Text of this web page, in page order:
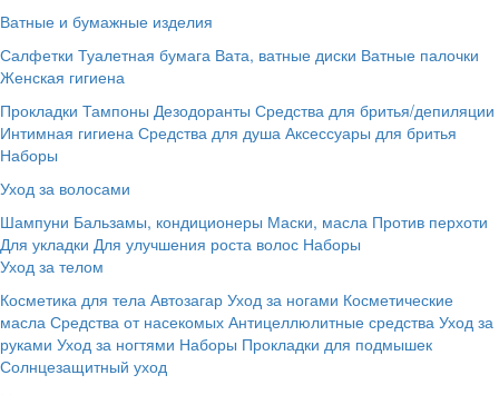
Ватные и бумажные изделия
Салфетки Туалетная бумага Вата, ватные диски Ватные палочки
Женская гигиена
Прокладки Тампоны Дезодоранты Средства для бритья/депиляции
Интимная гигиена Средства для душа Аксессуары для бритья
Наборы
Уход за волосами
Шампуни Бальзамы, кондиционеры Маски, масла Против перхоти
Для укладки Для улучшения роста волос Наборы
Уход за телом
Косметика для тела Автозагар Уход за ногами Косметические
масла Средства от насекомых Антицеллюлитные средства Уход за
руками Уход за ногтями Наборы Прокладки для подмышек
Солнцезащитный уход